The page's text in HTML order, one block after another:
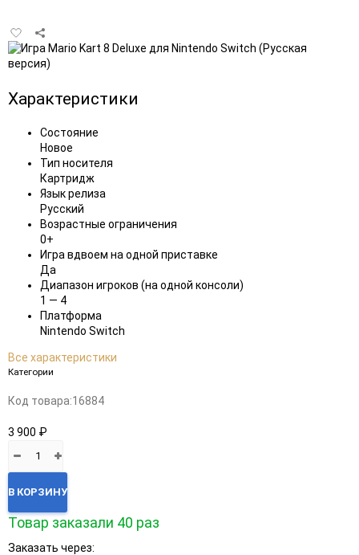
Добавить
в
избранное
Характеристики
Состояние
Новое
Тип носителя
Картридж
Язык релиза
Русский
Возрастные ограничения
0+
Игра вдвоем на одной приставке
Да
Диапазон игроков (на одной консоли)
1 — 4
Платформа
Nintendo Switch
Все характеристики
Категории
Код товара:16884
3 900 ₽
В КОРЗИНУ
Товар заказали 40 раз
Заказать через: